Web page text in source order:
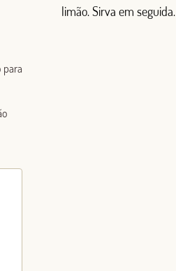
para
limão. Sirva em seguida.